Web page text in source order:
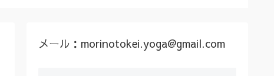
メール：morinotokei.yoga@gmail.com